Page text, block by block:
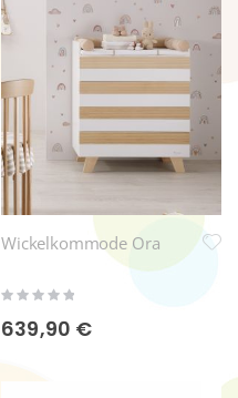
Wickelkommode Ora
Rating:
639,90 €